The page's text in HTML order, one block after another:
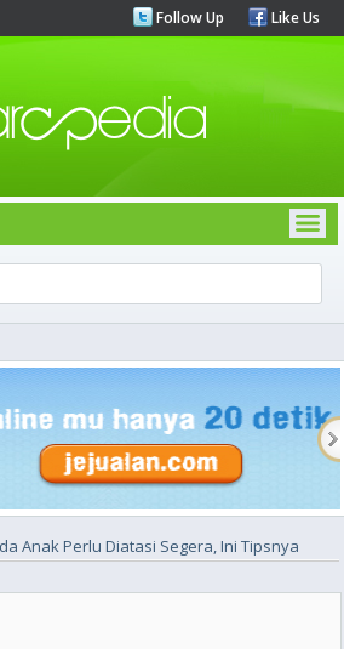
Follow Up Like Us
Anak Perlu Diatasi Segera, Ini Tipsnya